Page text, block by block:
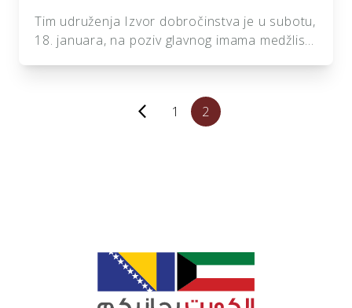
Tim udruženja Izvor dobročinstva je u subotu,
18. januara, na poziv glavnog imama medžlisa
upoznavanje sa projektima i potrebama
stanovništva, te za realizaciju podjele paketa
arrow_back_ios 1 2